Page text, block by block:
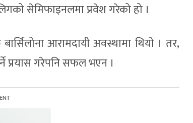
सेमिफाइनलमा प्रवेश गरेको हो ।
आरामदायी अवस्थामा थियो । तर,
प्रयास गरेपनि सफल भएन ।